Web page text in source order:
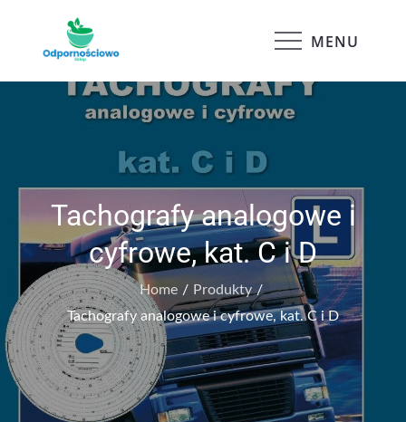
Odpornościowo MENU
Tachografy analogowe i
cyfrowe, kat. C i D
Home
Produkty
Tachografy analogowe i cyfrowe, kat. C i D